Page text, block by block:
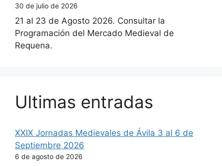
30 de julio de 2026
21 al 23 de Agosto 2026. Consultar la
Programación del Mercado Medieval de
Requena.
Ultimas entradas
XXIX Jornadas Medievales de Ávila 3 al 6 de
Septiembre 2026
6 de agosto de 2026